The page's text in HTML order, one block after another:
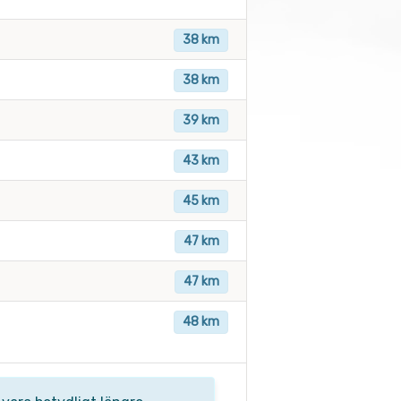
38 km
38 km
39 km
43 km
45 km
47 km
47 km
48 km